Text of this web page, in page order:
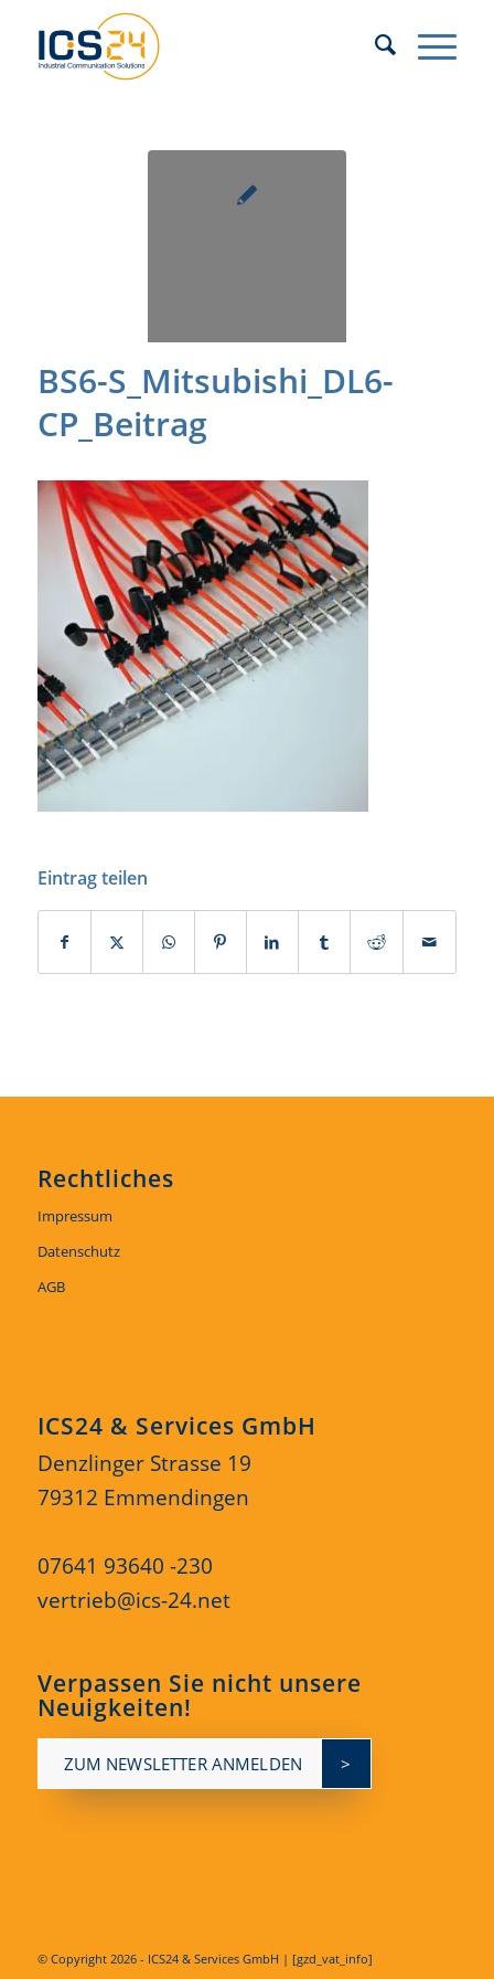
BS6-S_Mitsubishi_DL6-
CP_Beitrag
Eintrag teilen
Rechtliches
Impressum
Datenschutz
AGB
ICS24 & Services GmbH
Denzlinger Strasse 19
79312 Emmendingen
07641 93640 -230
vertrieb@ics-24.net
Verpassen Sie nicht unsere
Neuigkeiten!
ZUM NEWSLETTER ANMELDEN
© Copyright 2026 - ICS24 & Services GmbH | [gzd_vat_info]